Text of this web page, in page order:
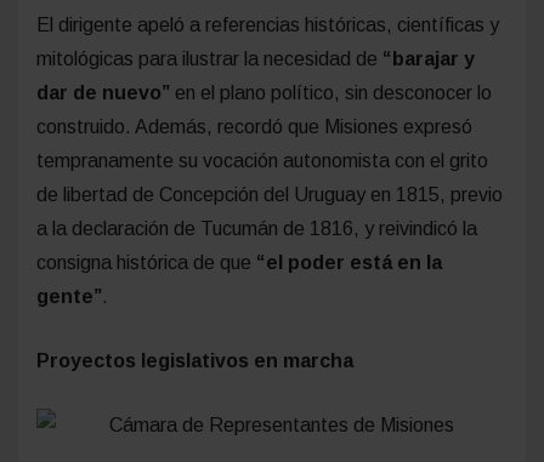
El dirigente apeló a referencias históricas, científicas y
mitológicas para ilustrar la necesidad de “barajar y
dar de nuevo” en el plano político, sin desconocer lo
construido. Además, recordó que Misiones expresó
tempranamente su vocación autonomista con el grito
de libertad de Concepción del Uruguay en 1815, previo
a la declaración de Tucumán de 1816, y reivindicó la
consigna histórica de que “el poder está en la
gente”.
Proyectos legislativos en marcha